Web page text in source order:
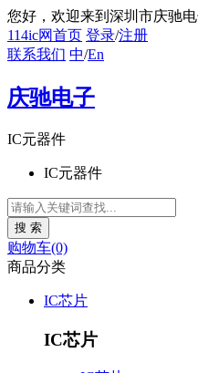
您好 ，欢迎来到深圳市庆驰
114ic网首页 登录/注册
联系我们 中/En
庆驰电子
IC元器件
IC元器件
购物车(0)
商品分类
IC芯片
IC芯片